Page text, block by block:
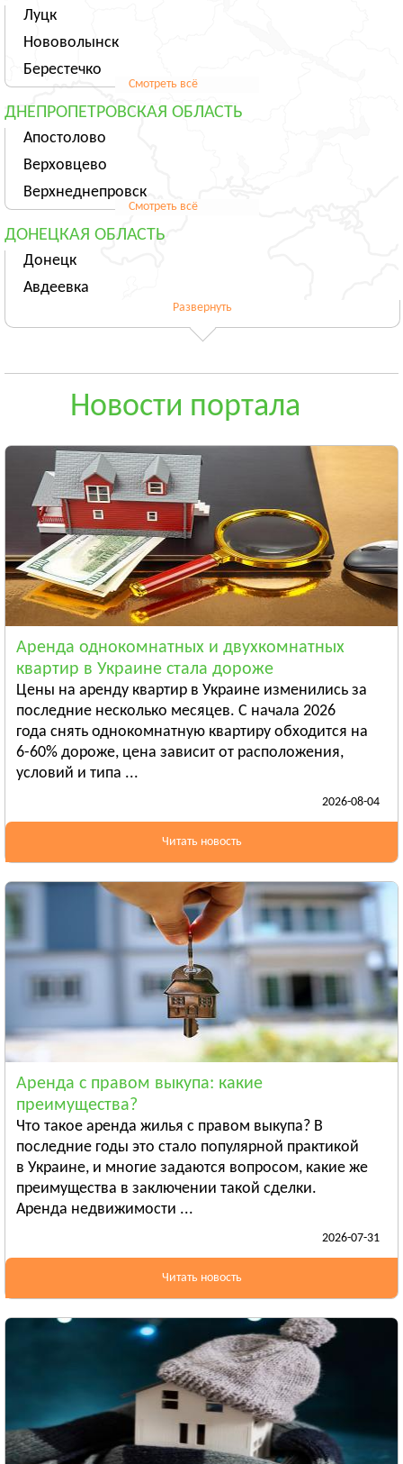
Луцк
Нововолынск
Берестечко
Смотреть всё
ДНЕПРОПЕТРОВСКАЯ ОБЛАСТЬ
Апостолово
Верховцево
Верхнеднепровск
Смотреть всё
ДОНЕЦКАЯ ОБЛАСТЬ
Донецк
Авдеевка
Смотреть всё
Андрушёвка
Смотреть всё
ЗАКАРПАТСКАЯ ОБЛАСТЬ
Ужгород
Чоп
Берегово
Смотреть всё
ЗАПОРОЖСКАЯ ОБЛАСТЬ
Запорожье
Энергодар
Бердянск
Смотреть всё
ИВАНО-ФРАНКОВСКАЯ ОБЛАСТЬ
Ивано-Франковск
Болехов
Смотреть всё
Смотреть всё
КИРОВОГРАДСКАЯ ОБЛАСТЬ
Александрия
Гайворон
Смотреть всё
ЛУГАНСКАЯ ОБЛАСТЬ
Алчевск
Рубежное
Александровск
Смотреть всё
ЛЬВОВСКАЯ ОБЛАСТЬ
Стрый
НИКОЛАЕВСКАЯ ОБЛАСТЬ
Новая Одесса
Смотреть всё
ОДЕССКАЯ ОБЛАСТЬ
Развернуть
Новости портала
Аренда однокомнатных и двухкомнатных
квартир в Украине стала дороже
Цены на аренду квартир в Украине изменились за
последние несколько месяцев. С начала 2026
года снять однокомнатную квартиру обходится на
6-60% дороже, цена зависит от расположения,
условий и типа ...
2026-08-04
Читать новость
Аренда с правом выкупа: какие
преимущества?
Что такое аренда жилья с правом выкупа? В
последние годы это стало популярной практикой
в Украине, и многие задаются вопросом, какие же
преимущества в заключении такой сделки.
Аренда недвижимости ...
2026-07-31
Читать новость